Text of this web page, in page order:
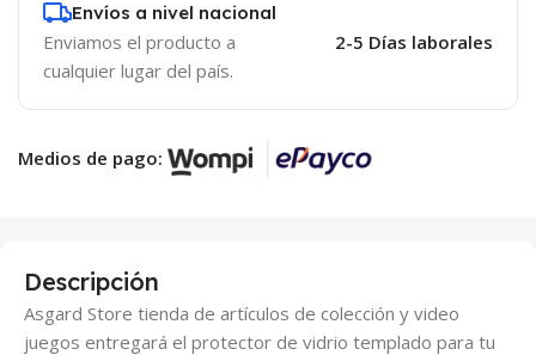
Envíos a nivel nacional
Enviamos el producto a
cualquier lugar del país.
2-5 Días laborales
Medios de pago:
Descripción
Asgard Store tienda de artículos de colección y video
juegos entregará el protector de vidrio templado para tu